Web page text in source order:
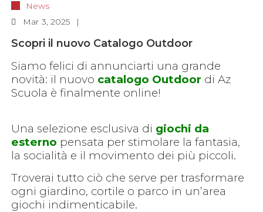
News
Mar 3, 2025
Scopri il nuovo Catalogo Outdoor
Siamo felici di annunciarti una grande
novità: il nuovo catalogo Outdoor di Az
Scuola è finalmente online!
Una selezione esclusiva di giochi da
esterno pensata per stimolare la fantasia,
la socialità e il movimento dei più piccoli.
Troverai tutto ciò che serve per trasformare
ogni giardino, cortile o parco in un’area
giochi indimenticabile.